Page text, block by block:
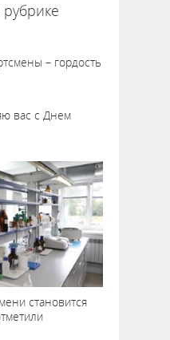
– гордость
вас с Днем
становится